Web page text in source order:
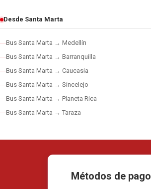
Desde Santa Marta
Bus Santa Marta → Medellín
Bus Santa Marta → Barranquilla
Bus Santa Marta → Caucasia
Bus Santa Marta → Sincelejo
Bus Santa Marta → Planeta Rica
Bus Santa Marta → Taraza
Métodos de pago